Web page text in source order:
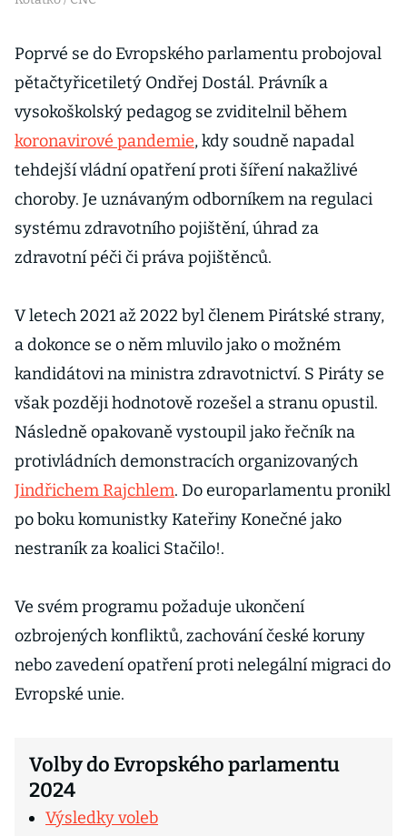
Poprvé se do Evropského parlamentu probojoval
pětačtyřicetiletý Ondřej Dostál. Právník a
vysokoškolský pedagog se zviditelnil během
koronavirové pandemie, kdy soudně napadal
tehdejší vládní opatření proti šíření nakažlivé
choroby. Je uznávaným odborníkem na regulaci
systému zdravotního pojištění, úhrad za
zdravotní péči či práva pojištěnců.
V letech 2021 až 2022 byl členem Pirátské strany,
a dokonce se o něm mluvilo jako o možném
kandidátovi na ministra zdravotnictví. S Piráty se
však později hodnotově rozešel a stranu opustil.
Následně opakovaně vystoupil jako řečník na
protivládních demonstracích organizovaných
Jindřichem Rajchlem. Do europarlamentu pronikl
po boku komunistky Kateřiny Konečné jako
nestraník za koalici Stačilo!.
Ve svém programu požaduje ukončení
ozbrojených konfliktů, zachování české koruny
nebo zavedení opatření proti nelegální migraci do
Evropské unie.
Volby do Evropského parlamentu
2024
Výsledky voleb